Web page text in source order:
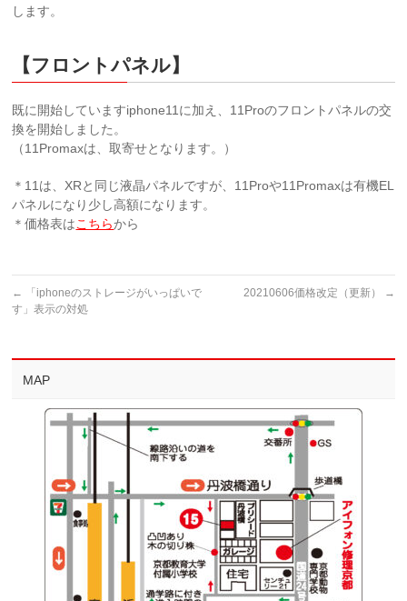
します。
【フロントパネル】
既に開始していますiphone11に加え、11Proのフロントパネルの交
換を開始しました。
（11Promaxは、取寄せとなります。）
＊11は、XRと同じ液晶パネルですが、11Proや11Promaxは有機EL
パネルになり少し高額になります。
＊価格表はこちらから
←
「iphoneのストレージがいっぱいで
す」表示の対処
20210606価格改定（更新） →
MAP